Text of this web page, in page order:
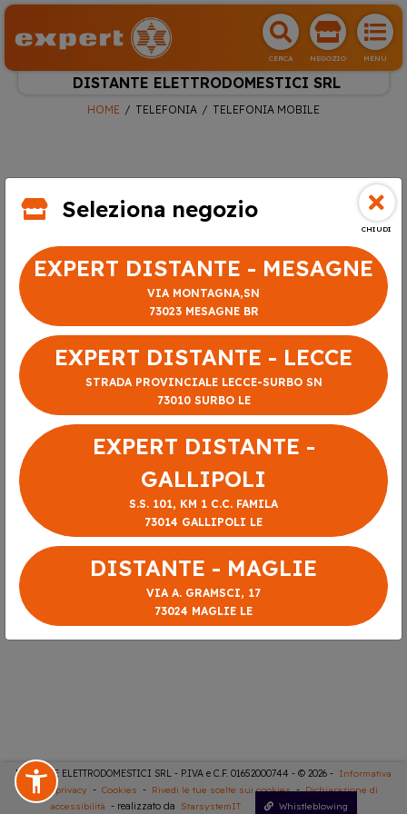
CERCA NEGOZIO MENU
DISTANTE ELETTRODOMESTICI SRL
HOME TELEFONIA TELEFONIA MOBILE
DISTANTE ELETTRODOMESTICI SRL - P.IVA e C.F. 01652000744 - © 2026 - Informativa
sulla privacy - Cookies - Rivedi le tue scelte sui cookies - Dichiarazione di
accessibilità - realizzato da StarsystemIT Whistleblowing
Seleziona negozio
CHIUDI
EXPERT DISTANTE - MESAGNE
VIA MONTAGNA,SN
73023 MESAGNE BR
EXPERT DISTANTE - LECCE
STRADA PROVINCIALE LECCE-SURBO SN
73010 SURBO LE
EXPERT DISTANTE -
GALLIPOLI
S.S. 101, KM 1 C.C. FAMILA
73014 GALLIPOLI LE
DISTANTE - MAGLIE
VIA A. GRAMSCI, 17
73024 MAGLIE LE